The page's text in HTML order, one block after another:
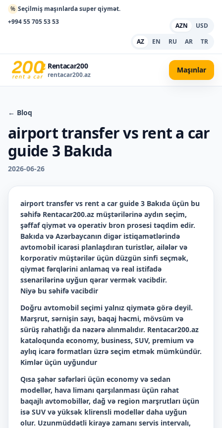
% Seçilmiş maşınlarda super qiymət.
+994 55 705 53 53
AZN
USD
AZ
EN RU AR TR
Rentacar200
rentacar200.az
Maşınlar
← Bloq
airport transfer vs rent a car
guide 3 Bakıda
2026-06-26
airport transfer vs rent a car guide 3 Bakıda üçün bu
səhifə Rentacar200.az müştərilərinə aydın seçim,
şəffaf qiymət və operativ bron prosesi təqdim edir.
Bakıda və Azərbaycanın digər istiqamətlərində
avtomobil icarəsi planlaşdıran turistlər, ailələr və
korporativ müştərilər üçün düzgün sinfi seçmək,
qiymət fərqlərini anlamaq və real istifadə
ssenarilərinə uyğun qərar vermək vacibdir.
Niyə bu səhifə vacibdir
Doğru avtomobil seçimi yalnız qiymətə görə deyil.
Marşrut, sərnişin sayı, baqaj həcmi, mövsüm və
sürüş rahatlığı da nəzərə alınmalıdır. Rentacar200.az
kataloqunda economy, business, SUV, premium və
aylıq icarə formatları üzrə seçim etmək mümkündür.
Kimlər üçün uyğundur
Qısa şəhər səfərləri üçün economy və sedan
modellər, hava limanı qarşılanması üçün rahat
baqajlı avtomobillər, dağ və region marşrutları üçün
isə SUV və yüksək klirensli modellər daha uyğun
olur. Uzunmüddətli kirayə zamanı servis intervalı,